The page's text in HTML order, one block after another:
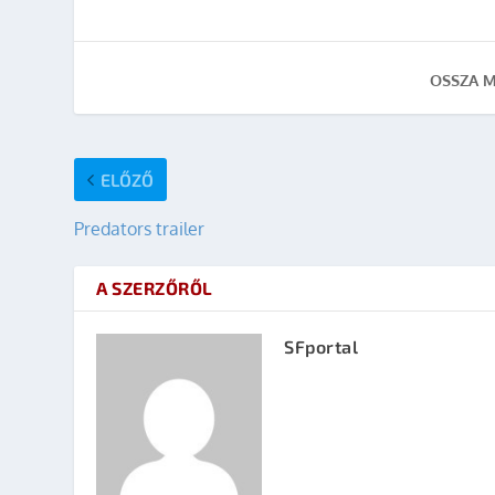
OSSZA
ELŐZŐ
Predators trailer
A SZERZŐRŐL
SFportal